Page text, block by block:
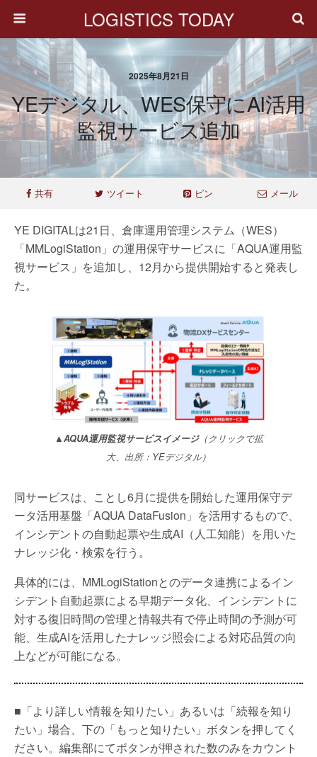
LOGISTICS TODAY
2025年8月21日
YEデジタル、WES保守にAI活用
監視サービス追加
共有 ツイート ピン メール
YE DIGITALは21日、倉庫運用管理システム（WES）
「MMLogiStation」の運用保守サービスに「AQUA運用監
視サービス」を追加し、12月から提供開始すると発表し
た。
▲AQUA運用監視サービスイメージ（クリックで拡
大、出所：YEデジタル）
同サービスは、ことし6月に提供を開始した運用保守デ
ータ活用基盤「AQUA DataFusion」を活用するもので、
インシデントの自動起票や生成AI（人工知能）を用いた
ナレッジ化・検索を行う。
具体的には、MMLogiStationとのデータ連携によるイン
シデント自動起票による早期データ化、インシデントに
対する復旧時間の管理と情報共有で停止時間の予測が可
能、生成AIを活用したナレッジ照会による対応品質の向
上などが可能になる。
■「より詳しい情報を知りたい」あるいは「続報を知り
たい」場合、下の「もっと知りたい」ボタンを押してく
ださい。編集部にてボタンが押された数のみをカウント